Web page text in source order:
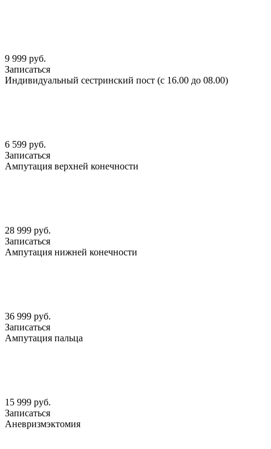
9 999 руб.
Записаться
Индивидуальный сестринский пост (с 16.00 до 08.00)
6 599 руб.
Записаться
Ампутация верхней конечности
28 999 руб.
Записаться
Ампутация нижней конечности
36 999 руб.
Записаться
Ампутация пальца
15 999 руб.
Записаться
Аневризмэктомия